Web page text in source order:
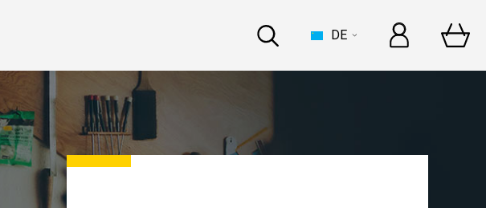
BOOT
30 NOV 2018
DE